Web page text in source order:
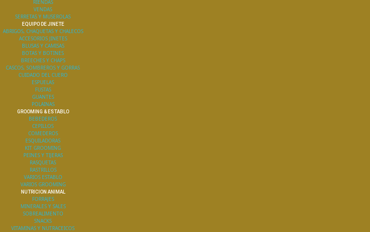
RIENDAS
VENDAS
SERRETAS Y MUSEROLAS
EQUIPO DE JINETE
ABRIGOS, CHAQUETAS Y CHALECOS
ACCESORIOS JINETES
BLUSAS Y CAMISAS
BOTAS Y BOTINES
BREECHES Y CHAPS
CASCOS, SOMBREROS Y GORRAS
CUIDADO DEL CUERO
ESPUELAS
FUSTAS
GUANTES
POLAINAS
GROOMING & ESTABLO
BEBEDEROS
CEPILLOS
COMEDEROS
ESQUILADORAS
KIT GROOMING
PEINES Y TIJERAS
RASQUETAS
RASTRILLOS
VARIOS ESTABLO
VARIOS GROOMING
NUTRICION ANIMAL
FORRAJES
MINERALES Y SALES
SOBREALIMENTO
SNACKS
VITAMINAS Y NUTRACEICOS